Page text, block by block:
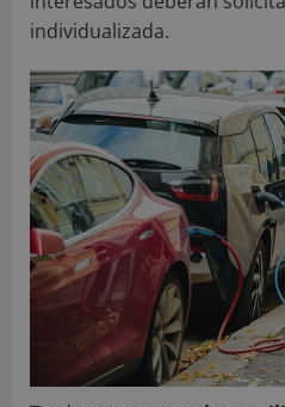
individualizada.